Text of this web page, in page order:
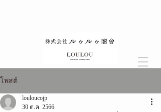
โพสต์
louloucojp
30 ต.ค. 2566